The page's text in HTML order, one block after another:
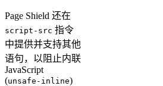
Page Shield 还在
script-src 指令
中提供并支持其他
语句，以阻止内联
JavaScript
(unsafe-inline)